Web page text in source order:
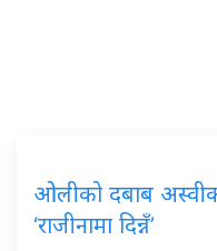
ओलीको दबाब
‘राजीनामा दिन्नँ’